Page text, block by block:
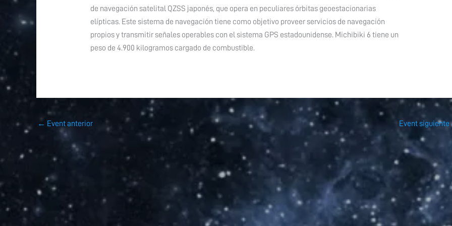
de navegación satelital QZSS japonés, que opera en peculiares órbitas geoestacionarias
elípticas. Este sistema de navegación tiene como objetivo proveer servicios de navegación
propios y transmitir señales operables con el sistema GPS estadounidense. Michibiki 6 tiene un
peso de 4.900 kilogramos cargado de combustible.
← Event anterior Event siguiente